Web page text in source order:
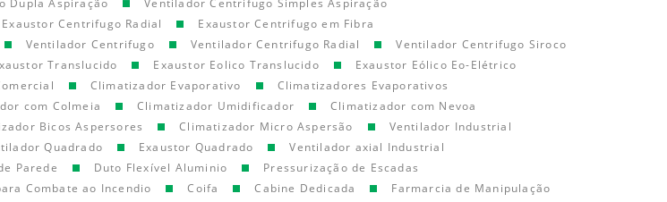
Dupla Aspiração
Ventilador Centrifugo Simples Aspiração
Exaustor Centrifugo Radial
Exaustor Centrifugo em Fibra
Ventilador Centrifugo Ventilador Centrifugo Radial
Ventilador Centrifugo Siroco
Translucido Exaustor Eolico Translucido
Exaustor Eólico Eo-Elétrico
Climatizador Evaporativo
Climatizadores Evaporativos
com Colmeia Climatizador Umidificador
Climatizador com Nevoa
Bicos Aspersores Climatizador Micro Aspersão
Ventilador Industrial
Quadrado Exaustor Quadrado
Ventilador axial Industrial
Parede Duto Flexível Aluminio
Pressurização de Escadas
Combate ao Incendio Coifa Cabine Dedicada
Farmarcia de Manipulação